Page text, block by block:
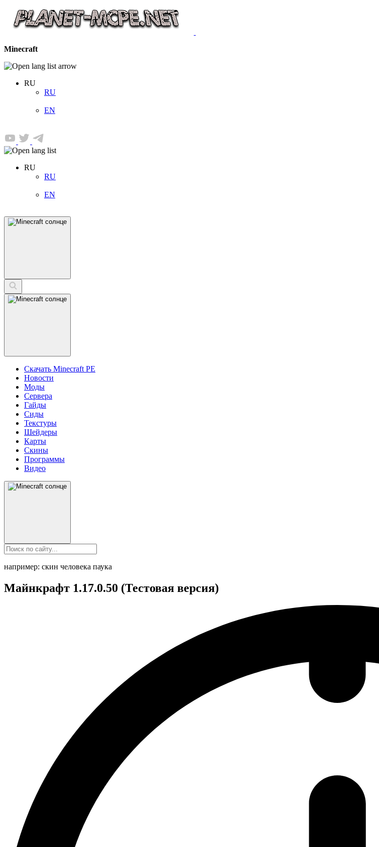
Minecraft
RU
RU
EN
RU
RU
EN
Скачать Minecraft PE
Новости
Моды
Сервера
Гайды
Сиды
Текстуры
Шейдеры
Карты
Скины
Программы
Видео
например: скин человека паука
Майнкрафт 1.17.0.50 (Тестовая версия)